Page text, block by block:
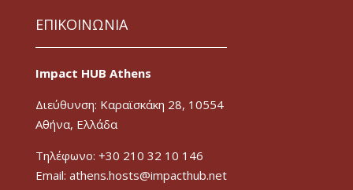
ΕΠΙΚΟΙΝΩΝΙΑ
Impact HUB Athens
Διεύθυνση: Καραϊσκάκη 28, 10554
Αθήνα, Ελλάδα
Τηλέφωνο: +30 210 32 10 146
Email: athens.hosts@impacthub.net